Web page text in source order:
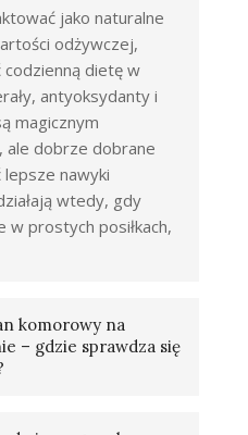
jako naturalne
odżywczej,
dietę w
antyoksydanty i
magicznym
ale dobrze dobrane
nawyki
wtedy, gdy
w prostych posiłkach,
komorowy na
– gdzie sprawdza się